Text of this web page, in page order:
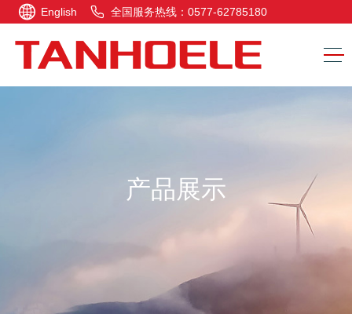
English 全国服务热线：0577-62785180
产品展示